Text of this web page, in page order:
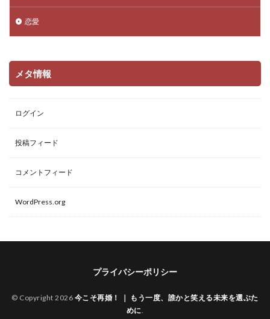
恋愛
メタ情報
ログイン
投稿フィード
コメントフィード
WordPress.org
プライバシーポリシー
© Copyright 2026 今こそ再婚！ ｜ もう一度、誰かと笑える未来を選ぶた
めに.